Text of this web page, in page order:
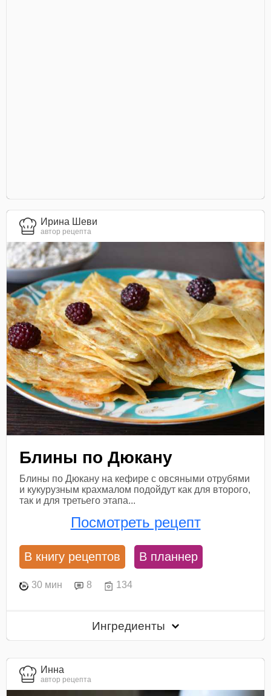
Ирина Шеви
автор рецепта
Блины по Дюкану
Блины по Дюкану на кефире с овсяными отрубями
и кукурузным крахмалом подойдут как для второго,
так и для третьего этапа...
Посмотреть рецепт
В книгу рецептов В планнер
30 мин 8 134
Ингредиенты
Инна
автор рецепта